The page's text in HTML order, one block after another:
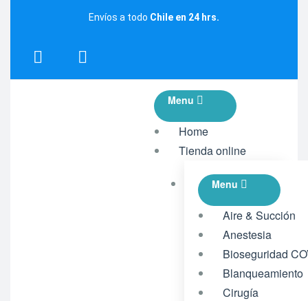
Envíos a todo Chile en 24 hrs.
Menu
Home
Tienda online
Menu
Aire & Succión
Anestesia
Bioseguridad
Blanqueamiento
Cirugía